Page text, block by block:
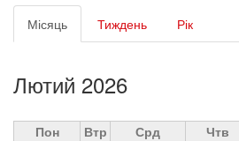
Первинні
вкладки
Місяць (активна
вкладка)
Тиждень Рік
Лютий 2026
Пон Втр Срд Чтв